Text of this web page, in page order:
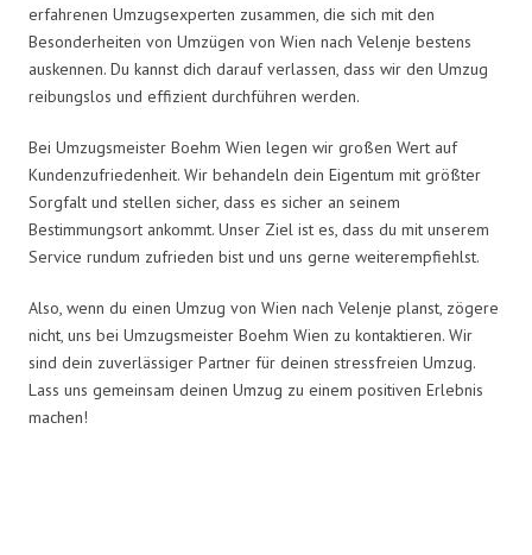
erfahrenen Umzugsexperten zusammen, die sich mit den
Besonderheiten von Umzügen von Wien nach Velenje bestens
auskennen. Du kannst dich darauf verlassen, dass wir den Umzug
reibungslos und effizient durchführen werden.
Bei Umzugsmeister Boehm Wien legen wir großen Wert auf
Kundenzufriedenheit. Wir behandeln dein Eigentum mit größter
Sorgfalt und stellen sicher, dass es sicher an seinem
Bestimmungsort ankommt. Unser Ziel ist es, dass du mit unserem
Service rundum zufrieden bist und uns gerne weiterempfiehlst.
Also, wenn du einen Umzug von Wien nach Velenje planst, zögere
nicht, uns bei Umzugsmeister Boehm Wien zu kontaktieren. Wir
sind dein zuverlässiger Partner für deinen stressfreien Umzug.
Lass uns gemeinsam deinen Umzug zu einem positiven Erlebnis
machen!